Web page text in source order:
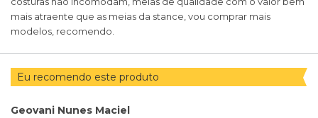
mais atraente que as meias da stance, vou comprar mais
modelos, recomendo.
Eu recomendo este produto
Geovani Nunes Maciel